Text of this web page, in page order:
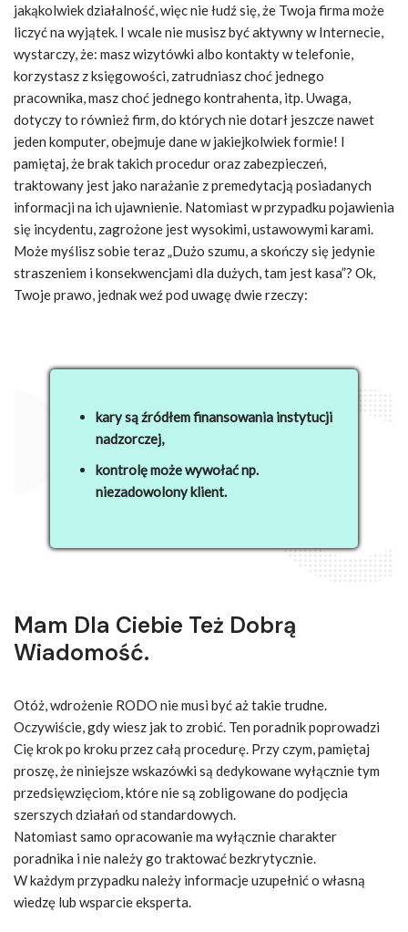
jakąkolwiek działalność, więc nie łudź się, że Twoja firma może
liczyć na wyjątek. I wcale nie musisz być aktywny w Internecie,
wystarczy, że: masz wizytówki albo kontakty w telefonie,
korzystasz z księgowości, zatrudniasz choć jednego
pracownika, masz choć jednego kontrahenta, itp. Uwaga,
dotyczy to również firm, do których nie dotarł jeszcze nawet
jeden komputer, obejmuje dane w jakiejkolwiek formie! I
pamiętaj, że brak takich procedur oraz zabezpieczeń,
traktowany jest jako narażanie z premedytacją posiadanych
informacji na ich ujawnienie. Natomiast w przypadku pojawienia
się incydentu, zagrożone jest wysokimi, ustawowymi karami.
Może myślisz sobie teraz „Dużo szumu, a skończy się jedynie
straszeniem i konsekwencjami dla dużych, tam jest kasa”? Ok,
Twoje prawo, jednak weź pod uwagę dwie rzeczy:
kary są źródłem finansowania instytucji
nadzorczej,
kontrolę może wywołać np.
niezadowolony klient.
Mam Dla Ciebie Też Dobrą
Wiadomość.
Otóż, wdrożenie RODO nie musi być aż takie trudne.
Oczywiście, gdy wiesz jak to zrobić. Ten poradnik poprowadzi
Cię krok po kroku przez całą procedurę. Przy czym, pamiętaj
proszę, że niniejsze wskazówki są dedykowane wyłącznie tym
przedsięwzięciom, które nie są zobligowane do podjęcia
szerszych działań od standardowych.
Natomiast samo opracowanie ma wyłącznie charakter
poradnika i nie należy go traktować bezkrytycznie.
W każdym przypadku należy informacje uzupełnić o własną
wiedzę lub wsparcie eksperta.